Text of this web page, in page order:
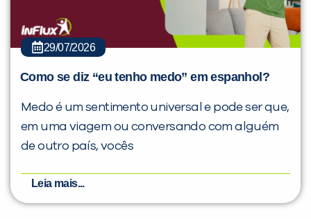
29/07/2026
Como se diz “eu tenho medo” em espanhol?
Medo é um sentimento universal e pode ser que,
em uma viagem ou conversando com alguém
de outro país, vocês
Leia mais...